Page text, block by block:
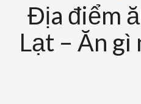
Địa điểm
Lạt – Ăn gì